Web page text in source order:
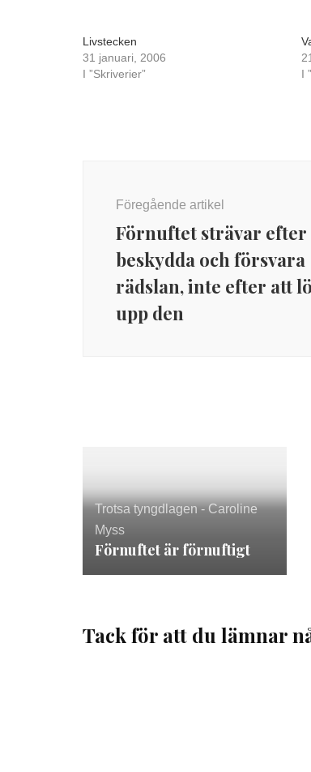
Livstecken
31 januari, 2006
I ”Skriverier”
I
Föregående artikel
Förnuftet strävar efter
beskydda och försvara
rädslan, inte efter att
upp den
Trotsa tyngdlagen - Caroline
Myss
Förnuftet är förnuftigt
Tack för att du lämnar